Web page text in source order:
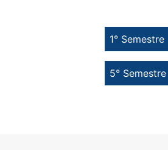
1° Semestre
5° Semestre